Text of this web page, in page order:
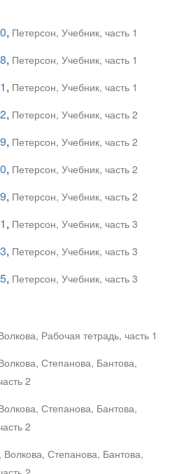
, Петерсон, Учебник, часть 1
, Петерсон, Учебник, часть 1
, Петерсон, Учебник, часть 1
, Петерсон, Учебник, часть 2
, Петерсон, Учебник, часть 2
, Петерсон, Учебник, часть 2
, Петерсон, Учебник, часть 2
, Петерсон, Учебник, часть 3
, Петерсон, Учебник, часть 3
, Петерсон, Учебник, часть 3
Рабочая тетрадь, часть 1
Степанова, Бантова,
2
Степанова, Бантова,
2
Степанова, Бантова,